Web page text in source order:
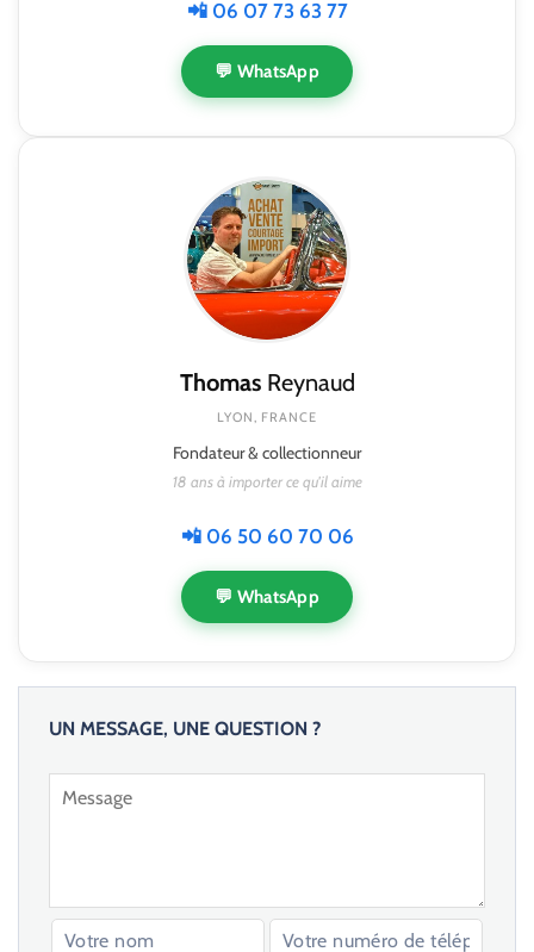
📲 06 07 73 63 77
💬 WhatsApp
ThomasReynaud
LYON, FRANCE
Fondateur & collectionneur
18 ans à importer ce qu'il aime
📲 06 50 60 70 06
💬 WhatsApp
UN MESSAGE, UNE QUESTION ?